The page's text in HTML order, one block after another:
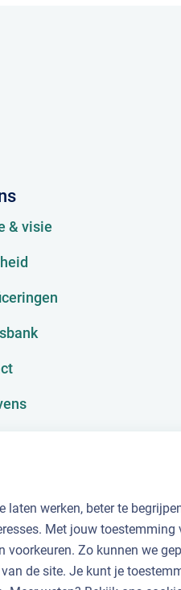
werken, beter te
Met jouw toestemming
voorkeuren. Zo kunnen we
de site. Je kunt je
& visie